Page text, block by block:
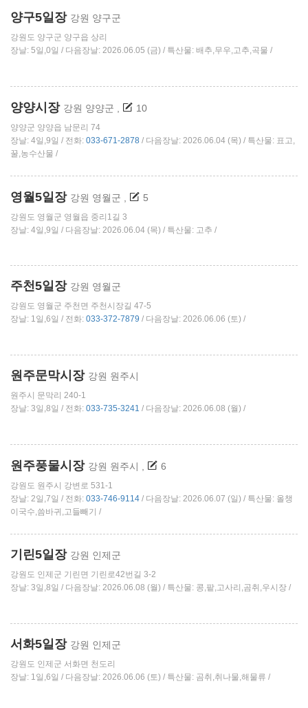
양구5일장 강원 양구군
강원도 양구군 양구읍 상리
장날: 5일,0일 / 다음장날: 2026.06.05 (금) / 특산물: 배추,무우,고추,곡물 /
양양시장 강원 양양군 , 10
양양군 양양읍 남문리 74
장날: 4일,9일 / 전화: 033-671-2878 / 다음장날: 2026.06.04 (목) / 특산물: 표고,
꿀,농수산물 /
영월5일장 강원 영월군 , 5
강원도 영월군 영월읍 중리1길 3
장날: 4일,9일 / 다음장날: 2026.06.04 (목) / 특산물: 고추 /
주천5일장 강원 영월군
강원도 영월군 주천면 주천시장길 47-5
장날: 1일,6일 / 전화: 033-372-7879 / 다음장날: 2026.06.06 (토) /
원주문막시장 강원 원주시
원주시 문막리 240-1
장날: 3일,8일 / 전화: 033-735-3241 / 다음장날: 2026.06.08 (월) /
원주풍물시장 강원 원주시 , 6
강원도 원주시 강변로 531-1
장날: 2일,7일 / 전화: 033-746-9114 / 다음장날: 2026.06.07 (일) / 특산물: 올챙
이국수,씀바귀,고들빼기 /
기린5일장 강원 인제군
강원도 인제군 기린면 기린로42번길 3-2
장날: 3일,8일 / 다음장날: 2026.06.08 (월) / 특산물: 콩,팥,고사리,곰취,우시장 /
서화5일장 강원 인제군
강원도 인제군 서화면 천도리
장날: 1일,6일 / 다음장날: 2026.06.06 (토) / 특산물: 곰취,취나물,해물류 /